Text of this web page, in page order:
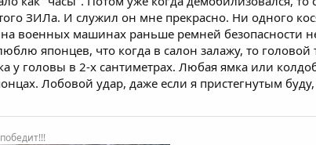
ЗИЛа. И служил он мне прекрасно. Ни одного
военных машинах раньше ремней безопасности
японцев, что когда в салон залажу, то
у головы в 2-х сантиметрах. Любая ямка или
Лобовой удар, даже если я пристегнутым